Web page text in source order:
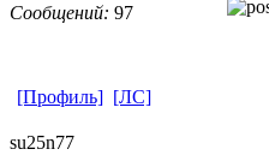
Сообщений: 97
[Профиль] [ЛС]
su25n77